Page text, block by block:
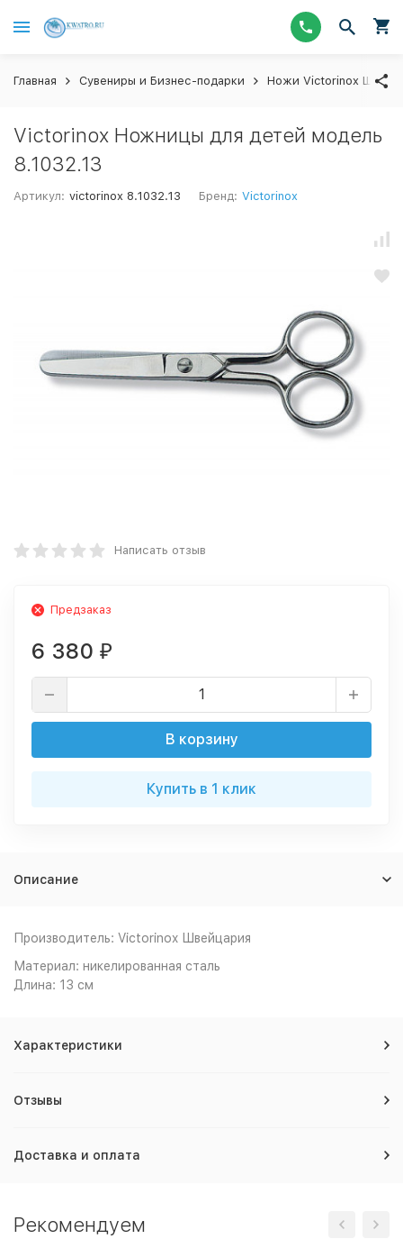
Главная Сувениры и Бизнес-подарки Ножи Victorinox
Victorinox Ножницы для детей модель
8.1032.13
Артикул: victorinox 8.1032.13 Бренд: Victorinox
Написать отзыв
Предзаказ
6 380 ₽
В корзину
Купить в 1 клик
Описание
Производитель: Victorinox Швейцария
Материал: никелированная сталь
Длина: 13 см
Характеристики
Отзывы
Доставка и оплата
Рекомендуем